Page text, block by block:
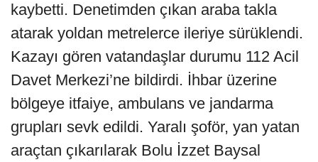
kaybetti. Denetimden çıkan araba takla
atarak yoldan metrelerce ileriye sürüklendi.
Kazayı gören vatandaşlar durumu 112 Acil
Davet Merkezi’ne bildirdi. İhbar üzerine
bölgeye itfaiye, ambulans ve jandarma
grupları sevk edildi. Yaralı şoför, yan yatan
araçtan çıkarılarak Bolu İzzet Baysal